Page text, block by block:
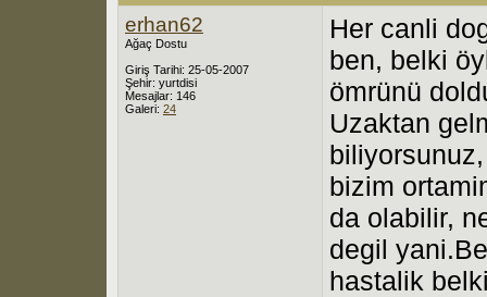
erhan62
Ağaç Dostu
Giriş Tarihi: 25-05-2007
Şehir: yurtdisi
Mesajlar: 146
Galeri: 24
Her canli
ben, belki
ömrünü
Uzaktan
bizim
da olabilir,
degil
hastalik